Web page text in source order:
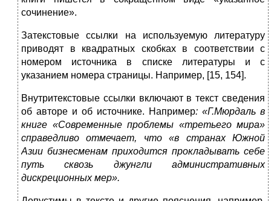
сочинение».
Затекстовые ссылки на используемую литературу
приводят в квадратных скобках в соответствии с
номером источника в списке литературы и с
указанием номера страницы. Например, [15, 154].
Внутритекстовые ссылки включают в текст сведения
об авторе и об источнике. Например: «Г.Мюрдаль в
книге «Современные проблемы «третьего мира»
справедливо отмечает, что «в странах Южной
Азии бизнесменам приходится прокладывать себе
путь сквозь джунгли административных
дискреционных мер».